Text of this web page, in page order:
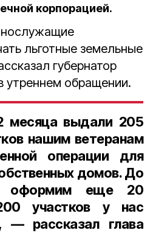
корпорацией.
льготные земельные
губернатор
утреннем обращении.
месяца выдали 205
нашим ветеранам
операции для
домов. До
оформим еще 20
участков у нас
— рассказал глава